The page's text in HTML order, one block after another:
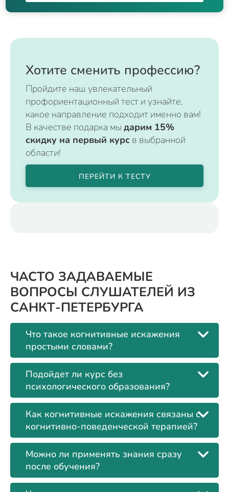
Хотите сменить профессию?
Пройдите наш увлекательный
профориентационный тест и узнайте,
какое направление подходит именно вам!
В качестве подарка мы дарим 15%
скидку на первый курс в выбранной
области!
ПЕРЕЙТИ К ТЕСТУ
ЧАСТО ЗАДАВАЕМЫЕ
ВОПРОСЫ СЛУШАТЕЛЕЙ ИЗ
САНКТ-ПЕТЕРБУРГА
Что такое когнитивные искажения
простыми словами?
Подойдет ли курс без
психологического образования?
Как когнитивные искажения связаны с
когнитивно-поведенческой терапией?
Можно ли применять знания сразу
после обучения?